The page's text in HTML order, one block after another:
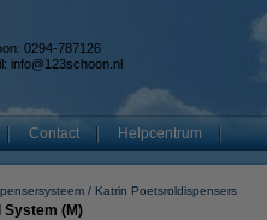
0294-787126
info@123schoon.nl
Contact Helpcentrum
Katrin Poetsroldispensers
System (M)